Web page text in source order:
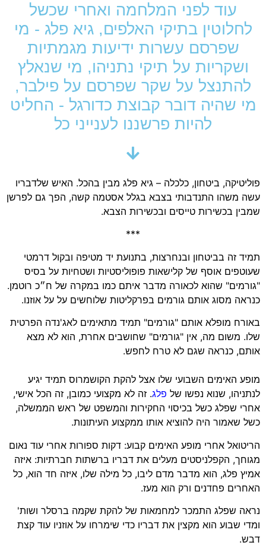
עוד לפני המלחמה ואחרי שכשל
לחלוטין בתיקי האלפים, גיא פלג - מי
שפרסם עשרות ידיעות מגמתיות
ושקריות על תיקי נתניהו, מי שנאלץ
להתנצל על שקר שפרסם על פילבר,
מי שהיה דובר קבוצת כדורגל - החליט
להיות פרשננו לענייני כל
פוליטיקה, ביטחון, כלכלה – גיא פלג מבין בהכל. האיש שלדבריו
עשה משהו התנדבותי בצבא בגלל אסטמה קשה, הפך גם לפרשן
שמבין בכשירות טייסים ובכשירות הצבא.
***
תמיד זה בביטחון ובנחרצות, בתנועת יד מטיפה ובקול דרמטי
שעוטפים אוסף של קלישאות פופוליסטיות ושטחיות על בסיס
"גורמים" שהוא לכאורה מדבר איתם כמו במקרה של ח״כ רוטמן.
כנראה מסוג אותם גורמים בפרקליטות שלוחשים על על אוזנו.
באורח מופלא אותם "גורמים" תמיד מתאימים לאג'נדה הפרטית
שלו. משום מה, אין "גורמים" שחושבים אחרת, הוא לא מצא
אותם, כנראה שגם לא טרח לחפש.
מופע האימים השבועי שלו אצל להקת הקושמרוס תמיד יגיע
לנתניהו, שנוא נפשו של פלג. זה לא מקצועי כמובן, זה הכל אישי,
אחרי שפלג כשל בכיסוי החקירות והמשפט של ראש הממשלה,
כשל שאמור היה להוציא אותו ממקצוע העיתונות.
הריטואל אחרי מופע האימים קבוע: דקות ספורות אחרי עוד נאום
מגוחך, הקפלניסטים מעלים את דבריו ברשתות חברתיות: איזה
אמיץ פלג, הוא מדבר מדם ליבו, כל מילה שלו, איזה חד הוא, כל
האחרים פחדנים ורק הוא מעז.
נראה שפלג התמכר למחמאות של להקת שקמה ברסלר ושות'
ומדי שבוע הוא מקצין את דבריו כדי שימרחו על אוזניו עוד קצת
דבש.